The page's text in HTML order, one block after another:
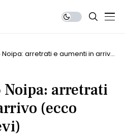
Noipa: arretrati e aumenti in arrivo
Noipa: arretrati
(ecco